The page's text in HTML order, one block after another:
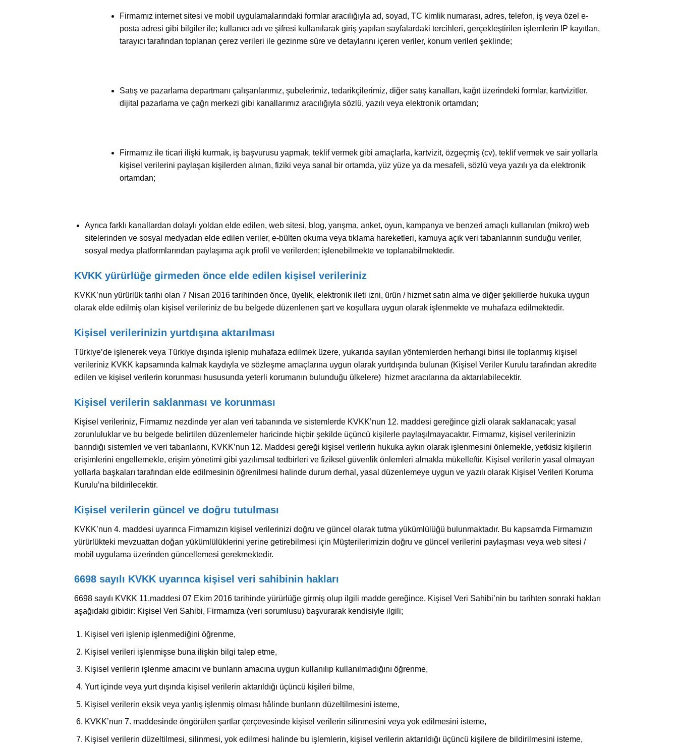
Firmamız internet sitesi ve mobil uygulamalarındaki formlar aracılığıyla ad, soyad, TC kimlik numarası, adres, telefon, iş veya özel e-
posta adresi gibi bilgiler ile; kullanıcı adı ve şifresi kullanılarak giriş yapılan sayfalardaki tercihleri, gerçekleştirilen işlemlerin IP kayıtları,
tarayıcı tarafından toplanan çerez verileri ile gezinme süre ve detaylarını içeren veriler, konum verileri şeklinde;
Satış ve pazarlama departmanı çalışanlarımız, şubelerimiz, tedarikçilerimiz, diğer satış kanalları, kağıt üzerindeki formlar, kartvizitler,
dijital pazarlama ve çağrı merkezi gibi kanallarımız aracılığıyla sözlü, yazılı veya elektronik ortamdan;
Firmamız ile ticari ilişki kurmak, iş başvurusu yapmak, teklif vermek gibi amaçlarla, kartvizit, özgeçmiş (cv), teklif vermek ve sair yollarla
kişisel verilerini paylaşan kişilerden alınan, fiziki veya sanal bir ortamda, yüz yüze ya da mesafeli, sözlü veya yazılı ya da elektronik
ortamdan;
Ayrıca farklı kanallardan dolaylı yoldan elde edilen, web sitesi, blog, yarışma, anket, oyun, kampanya ve benzeri amaçlı kullanılan (mikro) web
sitelerinden ve sosyal medyadan elde edilen veriler, e-bülten okuma veya tıklama hareketleri, kamuya açık veri tabanlarının sunduğu veriler,
sosyal medya platformlarından paylaşıma açık profil ve verilerden; işlenebilmekte ve toplanabilmektedir.
KVKK yürürlüğe girmeden önce elde edilen kişisel verileriniz
KVKK’nun yürürlük tarihi olan 7 Nisan 2016 tarihinden önce, üyelik, elektronik ileti izni, ürün / hizmet satın alma ve diğer şekillerde hukuka uygun
olarak elde edilmiş olan kişisel verileriniz de bu belgede düzenlenen şart ve koşullara uygun olarak işlenmekte ve muhafaza edilmektedir.
Kişisel verilerinizin yurtdışına aktarılması
Türkiye’de işlenerek veya Türkiye dışında işlenip muhafaza edilmek üzere, yukarıda sayılan yöntemlerden herhangi birisi ile toplanmış kişisel
verileriniz KVKK kapsamında kalmak kaydıyla ve sözleşme amaçlarına uygun olarak yurtdışında bulunan (Kişisel Veriler Kurulu tarafından akredite
edilen ve kişisel verilerin korunması hususunda yeterli korumanın bulunduğu ülkelere) hizmet aracılarına da aktarılabilecektir.
Kişisel verilerin saklanması ve korunması
Kişisel verileriniz, Firmamız nezdinde yer alan veri tabanında ve sistemlerde KVKK’nun 12. maddesi gereğince gizli olarak saklanacak; yasal
zorunluluklar ve bu belgede belirtilen düzenlemeler haricinde hiçbir şekilde üçüncü kişilerle paylaşılmayacaktır. Firmamız, kişisel verilerinizin
barındığı sistemleri ve veri tabanlarını, KVKK’nun 12. Maddesi gereği kişisel verilerin hukuka aykırı olarak işlenmesini önlemekle, yetkisiz kişilerin
erişimlerini engellemekle, erişim yönetimi gibi yazılımsal tedbirleri ve fiziksel güvenlik önlemleri almakla mükelleftir. Kişisel verilerin yasal olmayan
yollarla başkaları tarafından elde edilmesinin öğrenilmesi halinde durum derhal, yasal düzenlemeye uygun ve yazılı olarak Kişisel Verileri Koruma
Kurulu’na bildirilecektir.
Kişisel verilerin güncel ve doğru tutulması
KVKK’nun 4. maddesi uyarınca Firmamızın kişisel verilerinizi doğru ve güncel olarak tutma yükümlülüğü bulunmaktadır. Bu kapsamda Firmamızın
yürürlükteki mevzuattan doğan yükümlülüklerini yerine getirebilmesi için Müşterilerimizin doğru ve güncel verilerini paylaşması veya web sitesi /
mobil uygulama üzerinden güncellemesi gerekmektedir.
6698 sayılı KVKK uyarınca kişisel veri sahibinin hakları
6698 sayılı KVKK 11.maddesi 07 Ekim 2016 tarihinde yürürlüğe girmiş olup ilgili madde gereğince, Kişisel Veri Sahibi’nin bu tarihten sonraki hakları
aşağıdaki gibidir: Kişisel Veri Sahibi, Firmamıza (veri sorumlusu) başvurarak kendisiyle ilgili;
Kişisel veri işlenip işlenmediğini öğrenme,
Kişisel verileri işlenmişse buna ilişkin bilgi talep etme,
Kişisel verilerin işlenme amacını ve bunların amacına uygun kullanılıp kullanılmadığını öğrenme,
Yurt içinde veya yurt dışında kişisel verilerin aktarıldığı üçüncü kişileri bilme,
Kişisel verilerin eksik veya yanlış işlenmiş olması hâlinde bunların düzeltilmesini isteme,
KVKK’nun 7. maddesinde öngörülen şartlar çerçevesinde kişisel verilerin silinmesini veya yok edilmesini isteme,
Kişisel verilerin düzeltilmesi, silinmesi, yok edilmesi halinde bu işlemlerin, kişisel verilerin aktarıldığı üçüncü kişilere de bildirilmesini isteme,